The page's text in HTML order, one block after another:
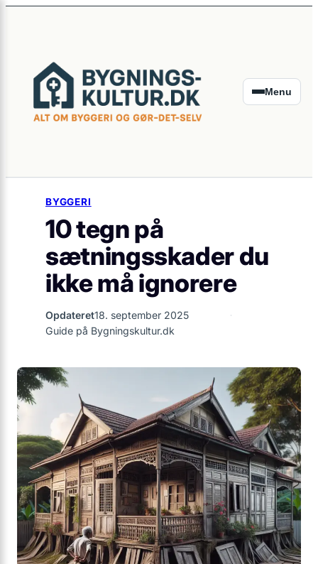
Menu
BYGGERI
10 tegn på
sætningsskader du
ikke må ignorere
Opdateret18. september 2025
Guide på Bygningskultur.dk